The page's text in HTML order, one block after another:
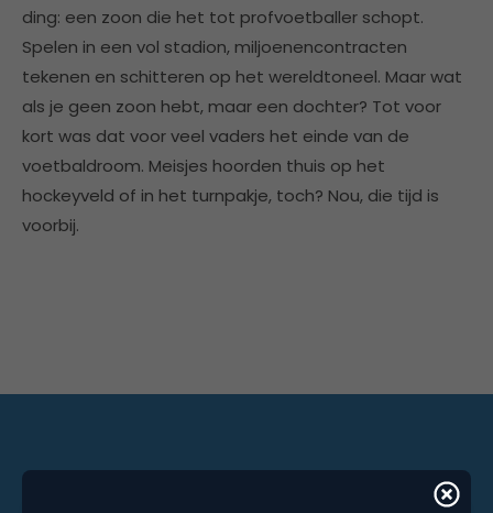
ding: een zoon die het tot profvoetballer schopt.
Spelen in een vol stadion, miljoenencontracten
tekenen en schitteren op het wereldtoneel. Maar wat
als je geen zoon hebt, maar een dochter? Tot voor
kort was dat voor veel vaders het einde van de
voetbaldroom. Meisjes hoorden thuis op het
hockeyveld of in het turnpakje, toch? Nou, die tijd is
voorbij.
Marketingfacts. Elke dag vers. Mis niks!